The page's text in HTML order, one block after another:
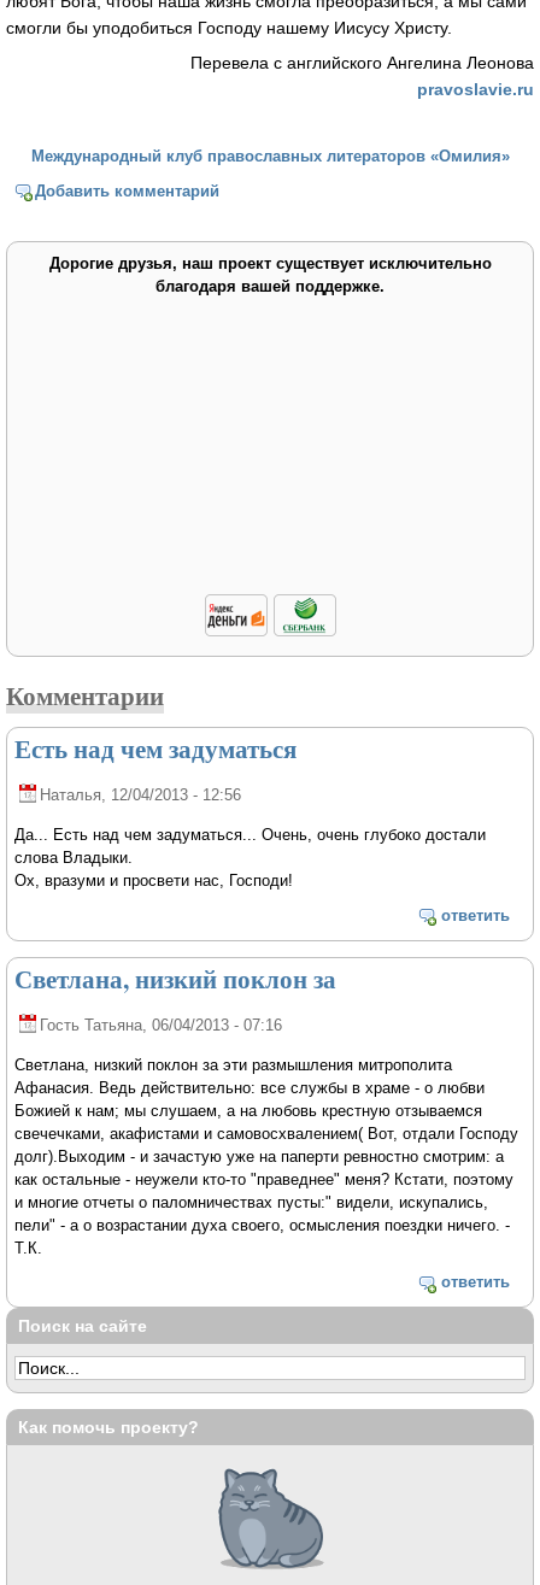
смогли бы уподобиться Господу нашему Иисусу Христу.
Перевела с английского Ангелина Леонова
pravoslavie.ru
Международный клуб православных литераторов «Омилия»
Добавить комментарий
Дорогие друзья, наш проект существует исключительно
благодаря вашей поддержке.
Комментарии
Есть над чем задуматься
Наталья, 12/04/2013 - 12:56
Да... Есть над чем задуматься... Очень, очень глубоко достали
слова Владыки.
Ох, вразуми и просвети нас, Господи!
ответить
Светлана, низкий поклон за
Гость Татьяна , 06/04/2013 - 07:16
Светлана, низкий поклон за эти размышления митрополита
Афанасия. Ведь действительно: все службы в храме - о любви
Божией к нам; мы слушаем, а на любовь крестную отзываемся
свечечками, акафистами и самовосхвалением( Вот, отдали Господу
долг).Выходим - и зачастую уже на паперти ревностно смотрим: а
как остальные - неужели кто-то "праведнее" меня? Кстати, поэтому
и многие отчеты о паломничествах пусты:" видели, искупались,
пели" - а о возрастании духа своего, осмысления поездки ничего. -
Т.К.
ответить
Поиск на сайте
Как помочь проекту?